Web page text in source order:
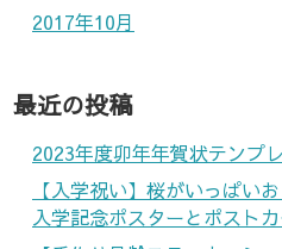
2017年10月
最近の投稿
2023年度卯年年賀状テンプ
【入学祝い】桜がいっぱい
入学記念ポスターとポスト